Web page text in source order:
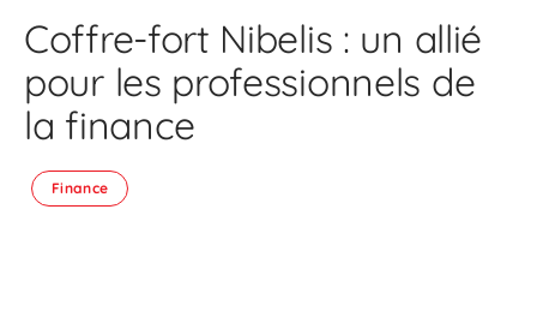
Coffre-fort Nibelis : un allié
pour les professionnels de
la finance
Finance